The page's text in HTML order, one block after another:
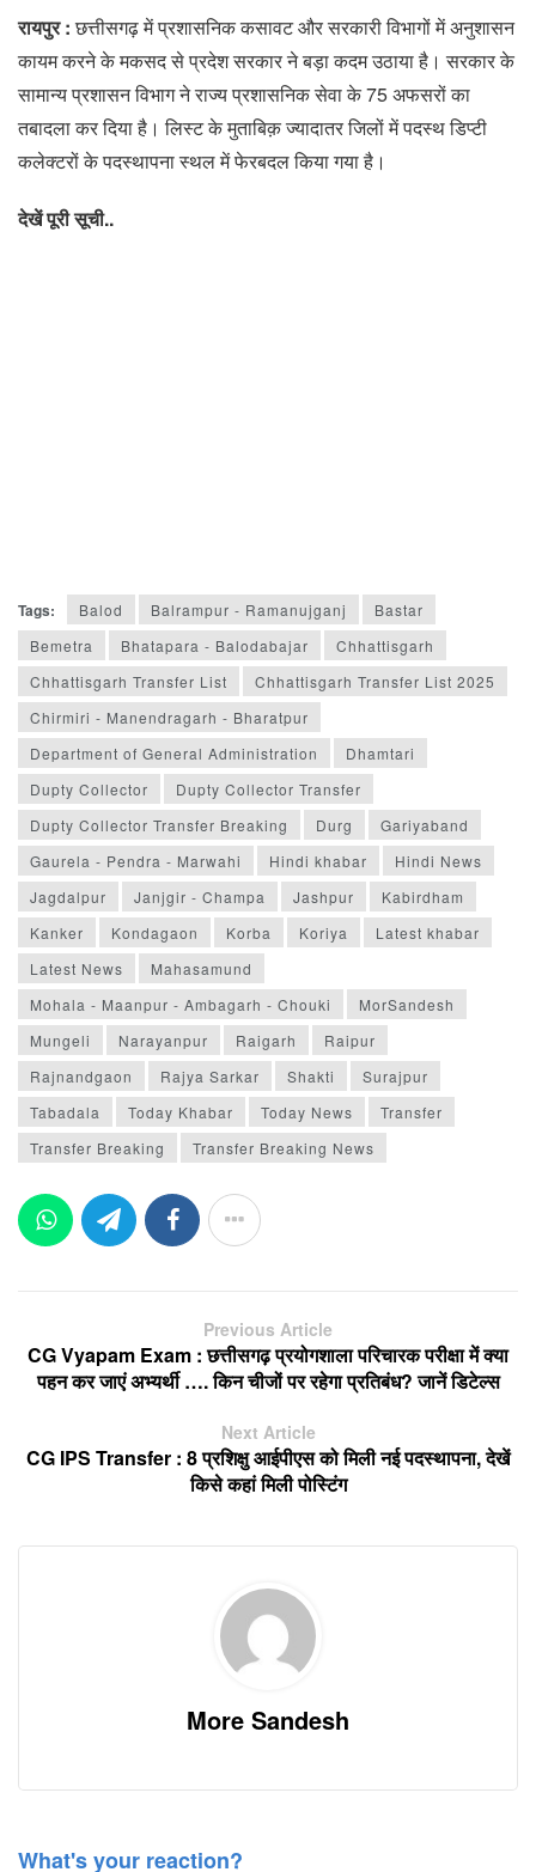
रायपुर :छत्तीसगढ़ में प्रशासनिक कसावट और सरकारी विभागों में अनुशासन
कायम करने के मकसद से प्रदेश सरकार ने बड़ा कदम उठाया है। सरकार के
सामान्य प्रशासन विभाग ने राज्य प्रशासनिक सेवा के 75 अफसरों का
तबादला कर दिया है। लिस्ट के मुताबिक़ ज्यादातर जिलों में पदस्थ डिप्टी
कलेक्टरों के पदस्थापना स्थल में फेरबदल किया गया है।
देखें पूरी सूची..
Tags: Balod Balrampur - Ramanujganj
Bastar
Bemetra
Bhatapara - Balodabajar
Chhattisgarh
Chhattisgarh Transfer List
Chhattisgarh Transfer List 2025
Chirmiri - Manendragarh - Bharatpur
Department of General Administration
Dhamtari
Dupty Collector
Dupty Collector Transfer
Dupty Collector Transfer Breaking
Durg
Gariyaband
Gaurela - Pendra - Marwahi
Hindi khabar
Hindi News
Jagdalpur
Janjgir - Champa Jashpur
Kabirdham
Kanker
Kondagaon Korba Koriya
Latest khabar
Latest News
Mahasamund
Mohala - Maanpur - Ambagarh - Chouki
MorSandesh
Mungeli
Narayanpur Raigarh
Raipur
Rajnandgaon
Rajya Sarkar Shakti
Surajpur
Tabadala
Today Khabar Today News
Transfer
Transfer Breaking
Transfer Breaking News
Previous Article
CG Vyapam Exam : छत्तीसगढ़ प्रयोगशाला परिचारक परीक्षा में क्या
पहन कर जाएं अभ्यर्थी …. किन चीजों पर रहेगा प्रतिबंध? जानें डिटेल्स
Next Article
CG IPS Transfer : 8 प्रशिक्षु आईपीएस को मिली नई पदस्थापना, देखें
किसे कहां मिली पोस्टिंग
More Sandesh
What's your reaction?